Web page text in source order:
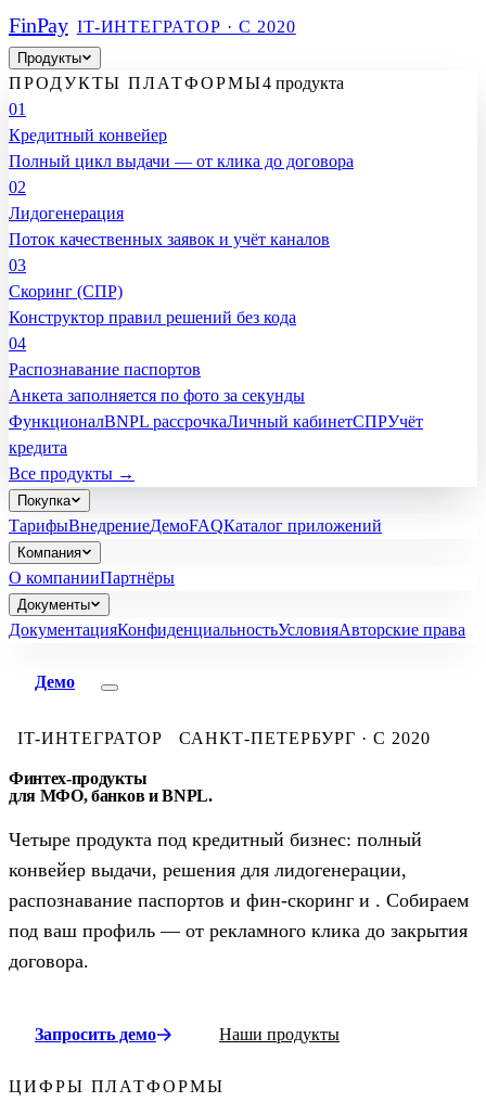
FinPay IT-ИНТЕГРАТОР · С 2020
Продукты
ПРОДУКТЫ ПЛАТФОРМЫ4 продукта
01
Кредитный конвейер
Полный цикл выдачи — от клика до договора
02
Лидогенерация
Поток качественных заявок и учёт каналов
03
Скоринг (СПР)
Конструктор правил решений без кода
04
Распознавание паспортов
Анкета заполняется по фото за секунды
ФункционалBNPL рассрочкаЛичный кабинетСПРУчёт
кредита
Все продукты →
Покупка
ТарифыВнедрениеДемоFAQКаталог приложений
Компания
О компанииПартнёры
Документы
ДокументацияКонфиденциальностьУсловияАвторские права
Демо
IT-ИНТЕГРАТОР САНКТ-ПЕТЕРБУРГ · С 2020
Финтех-продукты
для МФО, банков и BNPL.
Четыре продукта под кредитный бизнес: полный
конвейер выдачи, решения для лидогенерации,
распознавание паспортов и фин-скоринг и . Собираем
под ваш профиль — от рекламного клика до закрытия
договора.
Запросить демо Наши продукты
ЦИФРЫ ПЛАТФОРМЫ